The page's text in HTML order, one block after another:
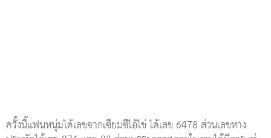
ครั้งนี้แฟนหนุ่มได้เลขจากเซียมซีไอ้ไข่ ได้เลข 6478 ส่วนเลขหาง